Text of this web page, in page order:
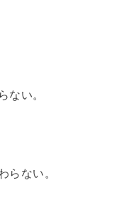
ない。
らない。